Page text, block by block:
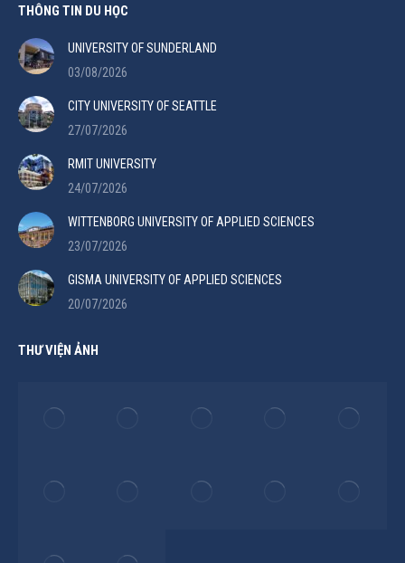
THÔNG TIN DU HỌC
UNIVERSITY OF SUNDERLAND
03/08/2026
CITY UNIVERSITY OF SEATTLE
27/07/2026
RMIT UNIVERSITY
24/07/2026
WITTENBORG UNIVERSITY OF APPLIED SCIENCES
23/07/2026
GISMA UNIVERSITY OF APPLIED SCIENCES
20/07/2026
THƯ VIỆN ẢNH